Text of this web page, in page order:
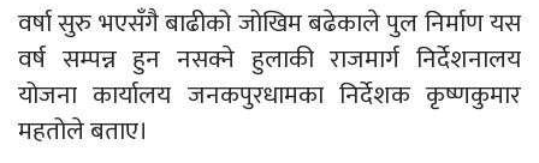
वर्षा सुरु भएसँगै बाढीको जोखिम बढेकाले पुल निर्माण यस
वर्ष सम्पन्न हुन नसक्ने हुलाकी राजमार्ग निर्देशनालय
योजना कार्यालय जनकपुरधामका निर्देशक कृष्णकुमार
महतोले बताए।